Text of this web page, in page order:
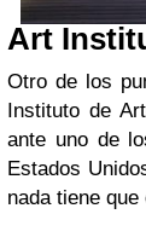
Art
Otro de los
Instituto de
ante uno de
Estados
nada tiene